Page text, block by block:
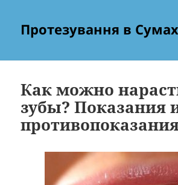
Протезування в Сумах
Как можно
зубы? Показания